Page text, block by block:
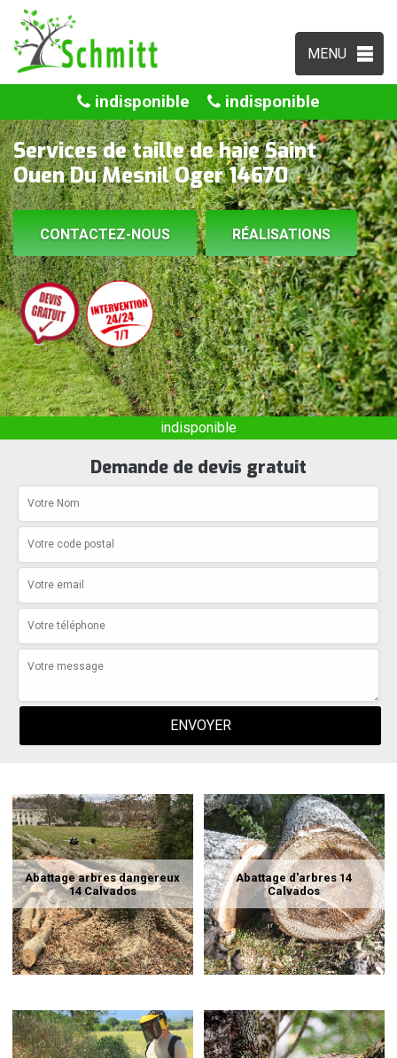
MENU
indisponible indisponible
Services de taille de haie Saint
Ouen Du Mesnil Oger 14670
CONTACTEZ-NOUS RÉALISATIONS
indisponible
Demande de devis gratuit
Abattage arbres dangereux
14 Calvados
Abattage d'arbres 14
Calvados